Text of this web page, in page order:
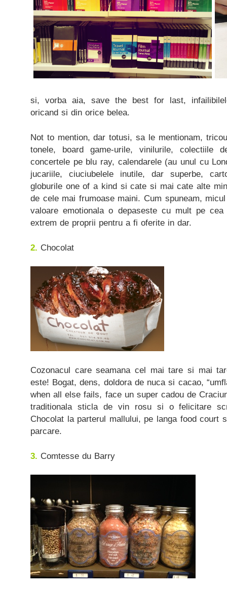
si, vorba aia, save the best for last,
oricand si din orice belea.
Not to mention, dar totusi, sa le mentionam,
tonele, board game-urile, vinilurile, colectiile
concertele pe blu ray, calendarele (au unul cu
jucariile, ciuciubelele inutile, dar superbe,
globurile one of a kind si cate si mai cate alte
de cele mai frumoase maini. Cum spuneam,
valoare emotionala o depaseste cu mult pe
extrem de proprii pentru a fi oferite in dar.
2. Chocolat
Cozonacul care seamana cel mai tare si mai
este! Bogat, dens, doldora de nuca si cacao,
when all else fails, face un super cadou de
traditionala sticla de vin rosu si o felicitare
Chocolat la parterul mallului, pe langa food court
parcare.
3. Comtesse du Barry